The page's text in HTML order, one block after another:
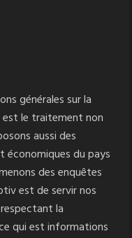
générales sur la
le traitement non
aussi des
économiques du pays
des enquêtes
est de servir nos
la
qui est informations